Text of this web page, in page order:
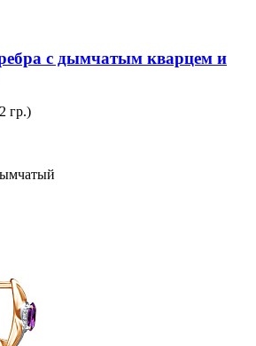
с дымчатым кварцем и
гр.)